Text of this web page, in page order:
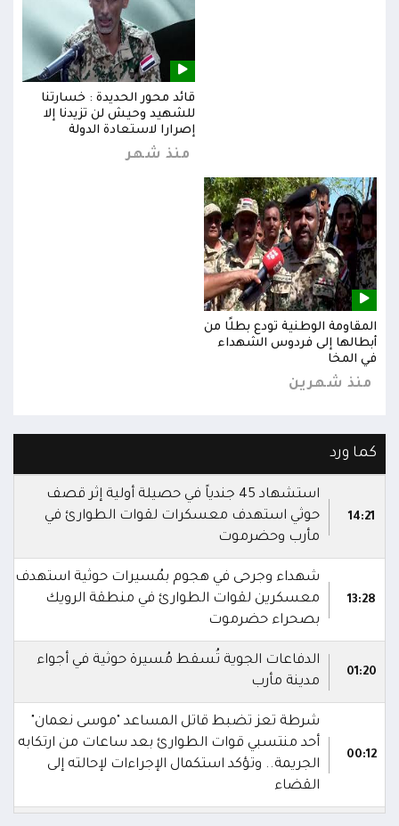
قائد محور الحديدة : خسارتنا
للشهيد وحيش لن تزيدنا إلا
إصرارا لاستعادة الدولة
منذ شهر
المقاومة الوطنية تودع بطلًا من
أبطالها إلى فردوس الشهداء
في المخا
منذ شهرين
كما ورد
14:21
استشهاد 45 جندياً في حصيلة أولية إثر قصف
حوثي استهدف معسكرات لقوات الطوارئ في
مأرب وحضرموت
13:28
شهداء وجرحى في هجوم بمُسيرات حوثية استهدف
معسكرين لقوات الطوارئ في منطقة الرويك
بصحراء حضرموت
01:20
الدفاعات الجوية تُسقط مُسيرة حوثية في أجواء
مدينة مأرب
00:12
شرطة تعز تضبط قاتل المساعد "موسى نعمان"
أحد منتسبي قوات الطوارئ بعد ساعات من ارتكابه
الجريمة.. وتؤكد استكمال الإجراءات لإحالته إلى
القضاء